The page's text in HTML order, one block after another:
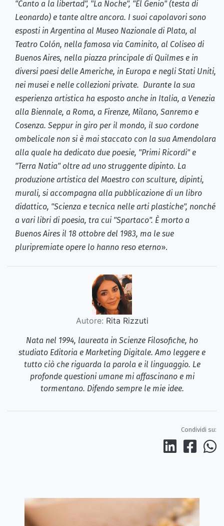
"Canto a la libertad", "La Noche", "El Genio" (testa di
Leonardo) e tante altre ancora. I suoi capolavori sono
esposti in Argentina al Museo Nazionale di Plata, al
Teatro Colón, nella famosa via Caminito, al Coliseo di
Buenos Aires, nella piazza principale di Quilmes e in
diversi paesi delle Americhe, in Europa e negli Stati Uniti,
nei musei e nelle collezioni private. Durante la sua
esperienza artistica ha esposto anche in Italia, a Venezia
alla Biennale, a Roma, a Firenze, Milano, Sanremo e
Cosenza. Seppur in giro per il mondo, il suo cordone
ombelicale non si è mai staccato con la sua Amendolara
alla quale ha dedicato due poesie, "Primi Ricordi" e
"Terra Natia" oltre ad uno struggente dipinto. La
produzione artistica del Maestro con sculture, dipinti,
murali, si accompagna alla pubblicazione di un libro
didattico, "Scienza e tecnica nelle arti plastiche", nonché
a vari libri di poesia, tra cui "Spartaco". È morto a
Buenos Aires il 18 ottobre del 1983, ma le sue
pluripremiate opere lo hanno reso eterno».
Autore: Rita Rizzuti
Nata nel 1994, laureata in Scienze Filosofiche, ho
studiato Editoria e Marketing Digitale. Amo leggere e
tutto ciò che riguarda la parola e il linguaggio. Le
profonde questioni umane mi affascinano e mi
tormentano. Difendo sempre le mie idee.
Condividi su: